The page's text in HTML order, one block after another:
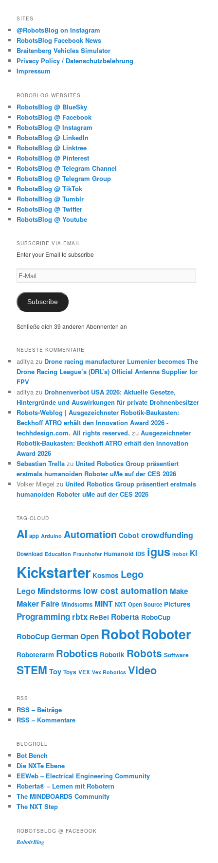
SITES
@RobotsBlog on Instagram
RobotsBlog Facebook News
Braitenberg Vehicles Simulator
Privacy Policy / Datenschutzbelehrung
Impressum
ROBOBLOG WEBSITES
RobotsBlog @ BlueSky
RobotsBlog @ Facebook
RobotsBlog @ Instagram
RobotsBlog @ LinkedIn
RobotsBlog @ Linktree
RobotsBlog @ Pinterest
RobotsBlog @ Telegram Channel
RobotsBlog @ Telegram Group
RobotsBlog @ TikTok
RobotsBlog @ Tumblr
RobotsBlog @ Twitter
RobotsBlog @ Youtube
SUBSCRIBE VIA EMAIL
Enter your Email to subscribe
E-
Mail
Subscribe
Schließe dich 39 anderen Abonnenten an
NEUESTE KOMMENTARE
aditya zu Drone racing manufacturer Lumenier becomes The
Drone Racing League’s (DRL’s) Official Antenna Supplier for
FPV
aditya zu Drohnenverbot USA 2026: Aktuelle Gesetze,
Hintergründe und Auswirkungen für private Drohnenbesitzer
Robots-Weblog | Ausgezeichneter Robotik-Baukasten:
Beckhoff ATRO erhält den Innovation Award 2026 -
techhdesign.com. All rights reserved. zuAusgezeichneter
Robotik-Baukasten: Beckhoff ATRO erhält den Innovation
Award 2026
Sebastian Trella zu United Robotics Group präsentiert
erstmals humanoiden Roboter uMe auf der CES 2026
Volker Miegel zu United Robotics Group präsentiert erstmals
humanoiden Roboter uMe auf der CES 2026
TAG-CLOUD
AI app Arduino Automation Cobot crowdfunding
Download Education Fraunhofer Humanoid IDS igus irobot KI
Kickstarter Kosmos Lego
Lego Mindstorms low cost automation Make
Maker Faire Mindstorms MINT NXT Open Source Pictures
Programming rbtx ReBel Roberta RoboCup
RoboCup German Open RobotRoboter
Roboterarm Robotics Robotik Robots Software
STEM Toy Toys VEX Vex Robotics Video
RSS
RSS – Beiträge
RSS – Kommentare
BLOGROLL
Bot Bench
Die NXTe Ebene
EEWeb – Electrical Engineering Community
Roberta® – Lernen mit Robotern
The MINDBOARDS Community
The NXT Step
ROBOTSBLOG @ FACEBOOK
RobotsBlog